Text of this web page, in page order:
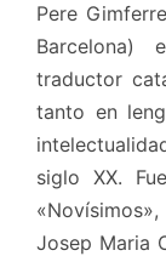
Pere
traductor
tanto en
siglo XX.
Josep Maria